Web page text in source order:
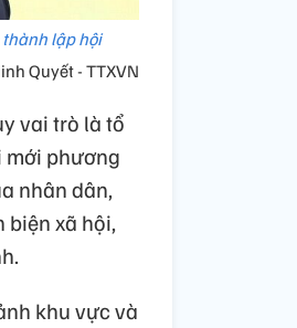
lập hội
Quyết - TTXVN
vai trò là tổ
mới phương
nhân dân,
biện xã hội,
khu vực và